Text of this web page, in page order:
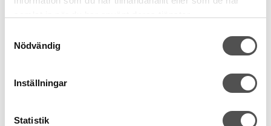
Nödvändig
Inställningar
Statistik
Husqvarna Viking
Större nålsöga
33 kr
KÖP